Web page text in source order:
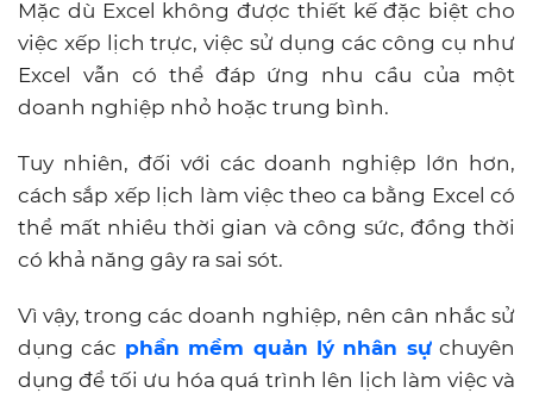
Mặc dù Excel không được thiết kế đặc biệt cho
việc xếp lịch trực, việc sử dụng các công cụ như
Excel vẫn có thể đáp ứng nhu cầu của một
doanh nghiệp nhỏ hoặc trung bình.
Tuy nhiên, đối với các doanh nghiệp lớn hơn,
cách sắp xếp lịch làm việc theo ca bằng Excel có
thể mất nhiều thời gian và công sức, đồng thời
có khả năng gây ra sai sót.
Vì vậy, trong các doanh nghiệp, nên cân nhắc sử
dụng các phần mềm quản lý nhân sựchuyên
dụng để tối ưu hóa quá trình lên lịch làm việc và